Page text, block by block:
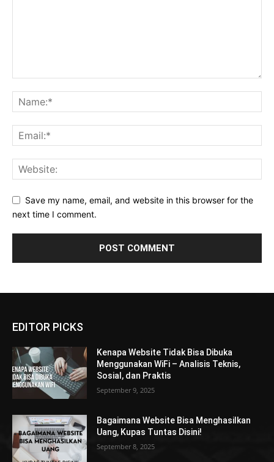
Save my name, email, and website in this browser for the
next time I comment.
EDITOR PICKS
Kenapa Website Tidak Bisa Dibuka
Menggunakan WiFi – Analisis Teknis,
Sosial, dan Praktis
September 9, 2025
Bagaimana Website Bisa Menghasilkan
Uang, Kupas Tuntas Disini!
September 8, 2025